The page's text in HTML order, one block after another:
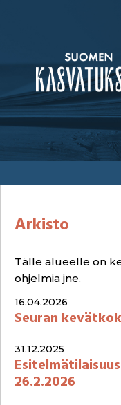
Arkisto
Tälle alueelle on
ohjelmia jne.
16.04.2026
Seuran
31.12.2025
26.2.2026